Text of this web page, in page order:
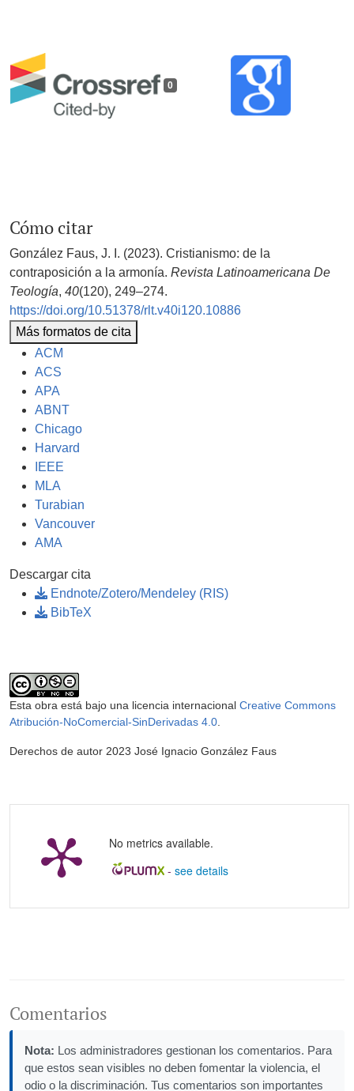
0
Cómo citar
González Faus, J. I. (2023). Cristianismo: de la
contraposición a la armonía. Revista Latinoamericana De
Teología, 40(120), 249–274.
https://doi.org/10.51378/rlt.v40i120.10886
Más formatos de cita
ACM
ACS
APA
ABNT
Chicago
Harvard
IEEE
MLA
Turabian
Vancouver
AMA
Descargar cita
Endnote/Zotero/Mendeley (RIS)
BibTeX
Esta obra está bajo una licencia internacional Creative Commons
Atribución-NoComercial-SinDerivadas 4.0
Derechos de autor 2023 José Ignacio González Faus
No metrics available.
- see details
Comentarios
Nota: Los administradores gestionan los comentarios. Para
que estos sean visibles no deben fomentar la violencia, el
odio o la discriminación. Tus comentarios son importantes